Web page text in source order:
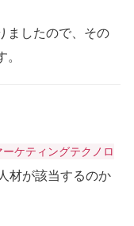
ましたので、その
ーケティングテクノロ
材が該当するのか